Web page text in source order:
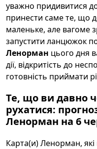
уважно придивитися
принести саме те, що
маленьке, але вагоме
запустити ланцюжок
Ленорман цього дня
дії, відкритість до
готовність приймати
Те, що ви давно
рухатися:
Ленорман на 6
Карта(и) Ленорман, які